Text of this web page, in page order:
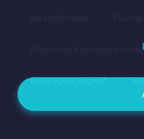
Партнерские
Блогерам и СМИ